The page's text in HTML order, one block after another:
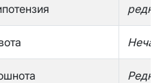
редко
Редко